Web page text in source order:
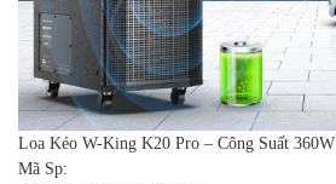
Loa Kéo W-King K20 Pro – Công Suất 360W
Mã Sp: